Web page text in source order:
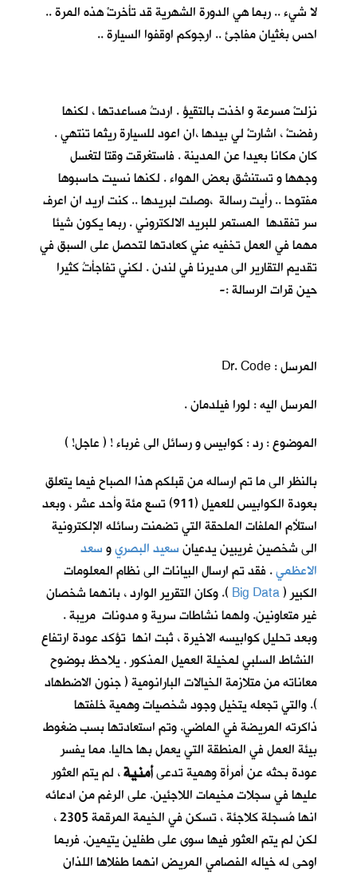
لا شيء .. ربما هي الدورة الشهرية قد تأخرتْ هذه المرة ..
احس بغثيان مفاجئ .. ارجوكم اوقفوا السيارة ..
نزلتْ مسرعة و اخذت بالتقيؤ . اردتُ مساعدتها ، لكنها
رفضتْ ، اشارتْ لي بيدها ،ان اعود للسيارة ريثما تنتهي .
كان مكانا بعيدا عن المدينة . فاستغرقت وقتا لتغسل
وجهها و تستنشق بعض الهواء . لكنها نسيت حاسبوها
مفتوحا .. رأيت رسالة ،وصلت لبريدها .. كنت اريد ان اعرف
سر تفقدها المستمر للبريد الالكتروني . ربما يكون شيئا
مهما في العمل تخفيه عني كعادتها لتحصل على السبق في
تقديم التقارير الى مديرنا في لندن . لكني تفاجأتُ كثيرا
حين قرات الرسالة :-
المرسل : Dr. Code
المرسل اليه : لورا فيلدمان .
الموضوع : رد : كوابيس و رسائل الى غرباء ! ( عاجل! )
بالنظر الى ما تم ارساله من قبلكم هذا الصباح فيما يتعلق
بعودة الكوابيس للعميل (911) تسع مئة وأحد عشر ، وبعد
استلأم الملفات الملحقة التي تضمنت رسائله الإلكترونية
الى شخصين غريبين يدعيانسعيد البصريوسعد
الاعظمي. فقد تم ارسال البيانات الى نظام المعلومات
الكبير (Big Data ). وكان التقرير الوارد ، بانهما شخصان
غير متعاونين. ولهما نشاطات سرية و مدونات مريبة .
وبعد تحليل كوابيسه الاخيرة ، ثبت انها تؤكد عودة ارتفاع
النشاط السلبي لمخيلة العميل المذكور . يلاحظ بوضوح
معاناته من متلازمة الخيالات البارانومية ( جنون الاضطهاد
). والتي تجعله يتخيل وجود شخصيات وهمية خلفتها
ذاكرته المريضة في الماضي. وتم استعادتها بسب ضغوط
بيئة العمل في المنطقة التي يعمل بها حاليا. مما يفسر
عودة بحثه عن أمرأة وهمية تدعىأمنية، لم يتم العثور
عليها في سجلات مخيمات اللاجئين. على الرغم من ادعائه
انها مُسجلة كلاجئة ، تسكن في الخيمة المرقمة 2305 ،
لكن لم يتم العثور فيها سوى على طفلين يتيمين. فربما
اوحى له خياله الفصامي المريض انهما طفلاها اللذان